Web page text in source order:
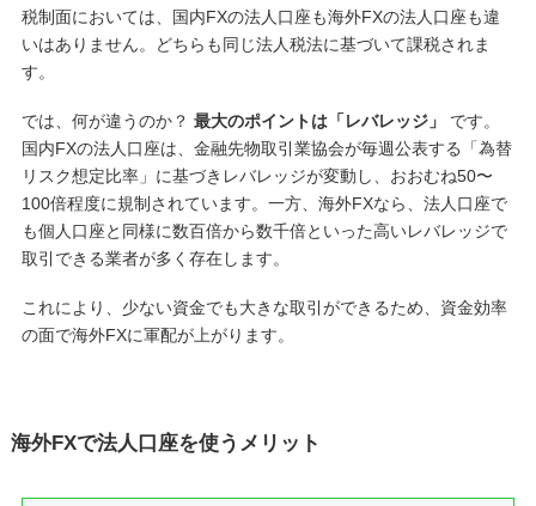
税制面においては、国内FXの法人口座も海外FXの法人口座も違
いはありません。どちらも同じ法人税法に基づいて課税されま
す。
では、何が違うのか？ 最大のポイントは「レバレッジ」
です。
国内FXの法人口座は、金融先物取引業協会が毎週公表する「為替
リスク想定比率」に基づきレバレッジが変動し、おおむね50〜
100倍程度に規制されています。一方、海外FXなら、法人口座で
も個人口座と同様に数百倍から数千倍といった高いレバレッジで
取引できる業者が多く存在します。
これにより、少ない資金でも大きな取引ができるため、資金効率
の面で海外FXに軍配が上がります。
海外FXで法人口座を使うメリット